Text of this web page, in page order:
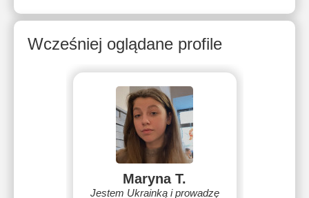
Wcześniej oglądane profile
Maryna T.
Jestem Ukrainką i prowadzę